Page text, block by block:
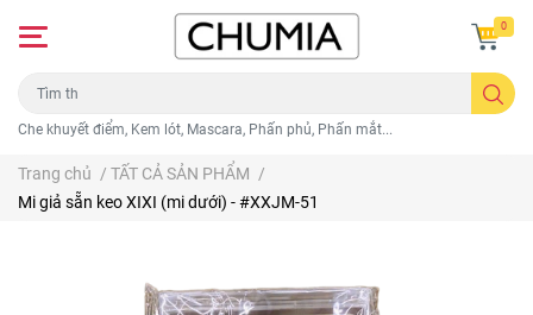
Che khuyết điểm, Kem lót, Mascara, Phấn phủ, Phấn mắt...
0
Trang chủ / TẤT CẢ SẢN PHẨM /
Mi giả sẵn keo XIXI (mi dưới) - #XXJM-51